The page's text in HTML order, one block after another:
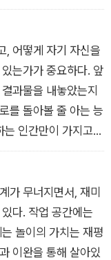
있는 가능성을 발견
닌, 자신이 적극적
의 초개인화 사회가
, 어떻게 자기 자신을
는가가 중요하다. 앞
과물을 내놓았는지
를 돌아볼 줄 아는 능
는 인간만이 가지고
는 인간만이, AI가 작
격을 얻게 될 것이
가 무너지면서, 재미
다. 작업 공간에는
놀이의 가치는 재평
이완을 통해 살아있